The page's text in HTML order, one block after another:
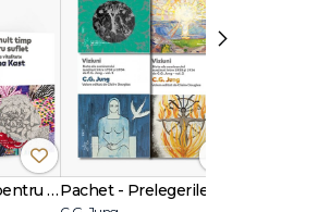
Pachet - Timp pentru suflet
›